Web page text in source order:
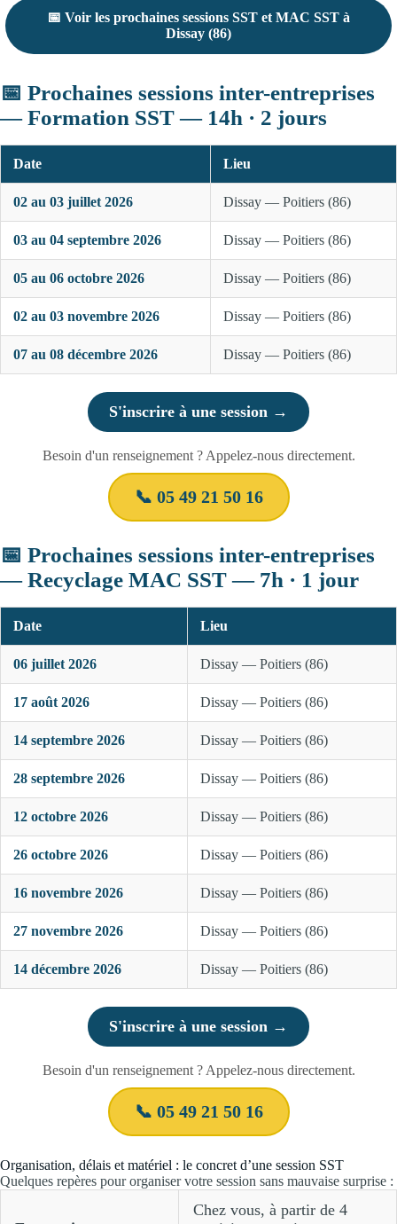
📅 Voir les prochaines sessions SST et MAC SST à
Dissay (86)
📅 Prochaines sessions inter-entreprises
— Formation SST — 14h · 2 jours
Date Lieu
02 au 03 juillet 2026 Dissay — Poitiers (86)
03 au 04 septembre 2026 Dissay — Poitiers (86)
05 au 06 octobre 2026 Dissay — Poitiers (86)
02 au 03 novembre 2026 Dissay — Poitiers (86)
07 au 08 décembre 2026 Dissay — Poitiers (86)
S'inscrire à une session →
Besoin d'un renseignement ? Appelez-nous directement.
📞 05 49 21 50 16
📅 Prochaines sessions inter-entreprises
— Recyclage MAC SST — 7h · 1 jour
Date Lieu
06 juillet 2026 Dissay — Poitiers (86)
17 août 2026 Dissay — Poitiers (86)
14 septembre 2026 Dissay — Poitiers (86)
28 septembre 2026 Dissay — Poitiers (86)
12 octobre 2026 Dissay — Poitiers (86)
26 octobre 2026 Dissay — Poitiers (86)
16 novembre 2026 Dissay — Poitiers (86)
27 novembre 2026 Dissay — Poitiers (86)
14 décembre 2026 Dissay — Poitiers (86)
S'inscrire à une session →
Besoin d'un renseignement ? Appelez-nous directement.
📞 05 49 21 50 16
Organisation, délais et matériel : le concret d’une session SST
Quelques repères pour organiser votre session sans mauvaise surprise :
Chez vous, à partir de 4